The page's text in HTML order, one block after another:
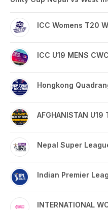
ICC Womens T20
ICC U19 MENS
Hongkong
AFGHANISTAN U19
Nepal Super
Indian Premier
INTERNATIONAL